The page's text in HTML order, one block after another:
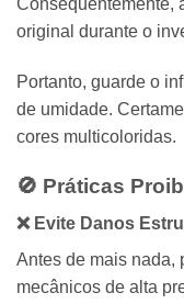
Consequentemente,
original durante o
Portanto, guarde o
de umidade.
cores multicoloridas.
🚫 Práticas
❌ Evite Danos
Antes de mais nada,
mecânicos de alta